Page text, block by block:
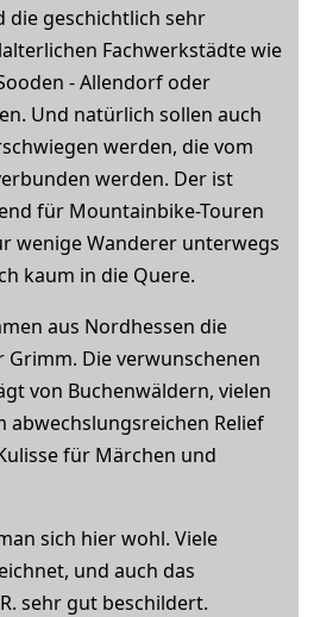
die geschichtlich sehr
Fachwerkstädte wie
- Allendorf oder
Und natürlich sollen auch
werden, die vom
werden. Der ist
für Mountainbike-Touren
wenige Wanderer unterwegs
kaum in die Quere.
aus Nordhessen die
Die verwunschenen
von Buchenwäldern, vielen
abwechslungsreichen Relief
für Märchen und
sich hier wohl. Viele
und auch das
sehr gut beschildert.